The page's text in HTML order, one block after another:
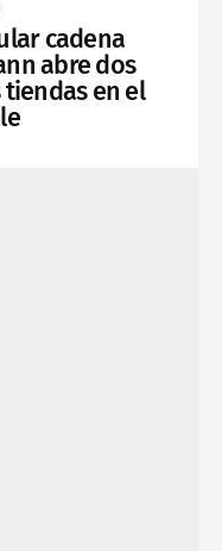
cadena
abre dos
tiendas en el